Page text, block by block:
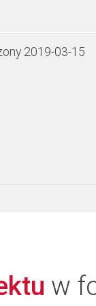
2019-03-15
w